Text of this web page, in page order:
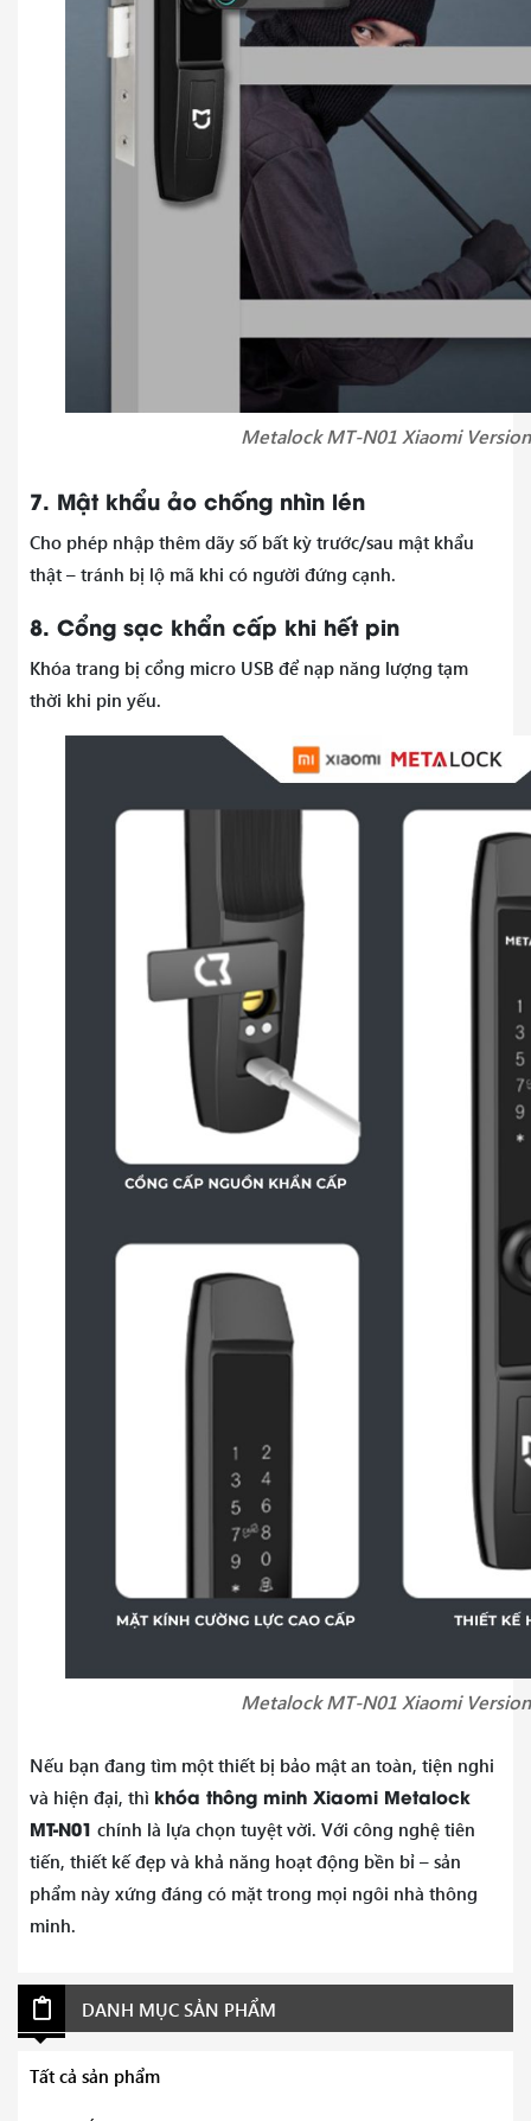
Metalock MT-N01 Xiaomi Version
7. Mật khẩu ảo chống nhìn lén
Cho phép nhập thêm dãy số bất kỳ trước/sau mật khẩu
thật – tránh bị lộ mã khi có người đứng cạnh.
8. Cổng sạc khẩn cấp khi hết pin
Khóa trang bị cổng micro USB để nạp năng lượng tạm
thời khi pin yếu.
Metalock MT-N01 Xiaomi Version
Nếu bạn đang tìm một thiết bị bảo mật an toàn, tiện nghi
và hiện đại, thì khóa thông minh Xiaomi Metalock
MT-N01 chính là lựa chọn tuyệt vời. Với công nghệ tiên
tiến, thiết kế đẹp và khả năng hoạt động bền bỉ – sản
phẩm này xứng đáng có mặt trong mọi ngôi nhà thông
minh.
DANH MỤC SẢN PHẨM
Tất cả sản phẩm